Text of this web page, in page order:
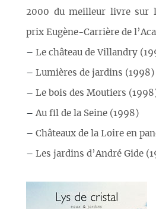
2000 du meilleur livre sur
prix Eugène-Carrière de
– Le château de Villandry
– Lumières de jardins (1998)
– Le bois des Moutiers
– Au fil de la Seine (1998)
– Châteaux de la Loire en
– Les jardins d’André Gide